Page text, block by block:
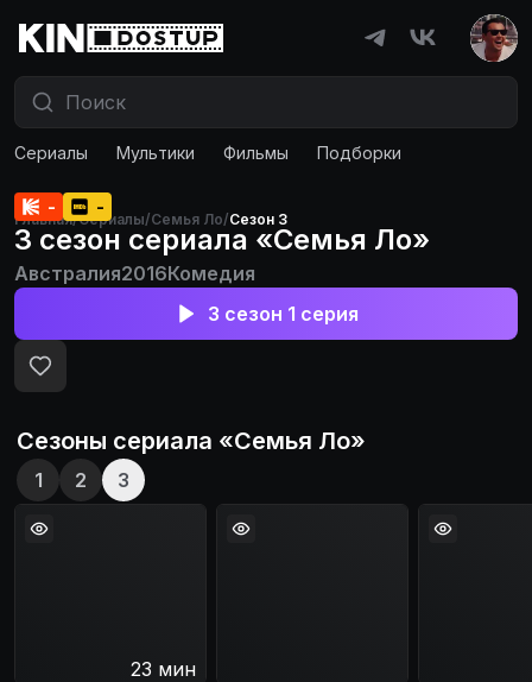
Сериалы Мультики Фильмы Подборки
Главная/Сериалы/Семья Ло/Сезон 3
- -
3 сезон сериала «Семья Ло»
Австралия2016Комедия
3 сезон 1 серия
Сезоны сериала «Семья Ло»
1 2 3
23 мин